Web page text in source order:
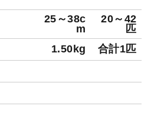
25～38c
m
20～42
匹
1.50kg 合計1匹